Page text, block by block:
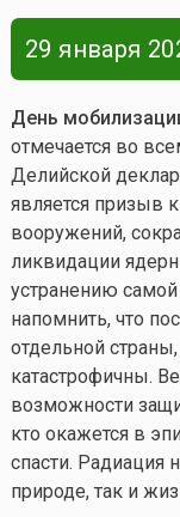
29 января
День
отмечается во
Делийской
является призыв
вооружений,
ликвидации
устранению
напомнить, что
отдельной
катастрофичны.
возможности
кто окажется в
спасти. Радиация
природе, так и